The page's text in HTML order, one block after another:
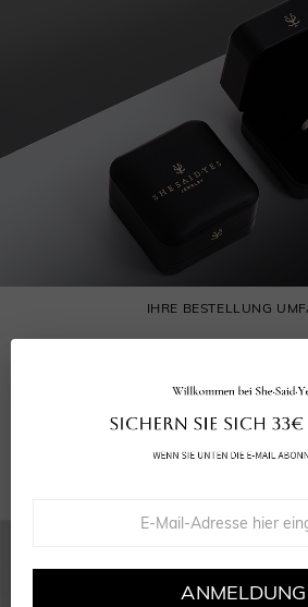
IHRE BESTELLUNG
Wiederverwendbare Verpackung
ANMELDUNG